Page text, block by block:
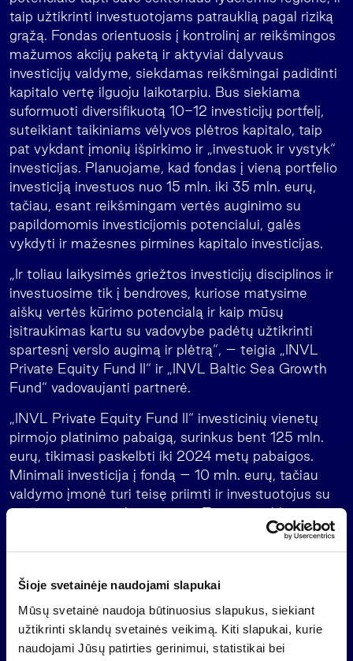
Šioje svetainėje naudojami slapukai
Mūsų svetainė naudoja būtinuosius slapukus, siekiant
užtikrinti sklandų svetainės veikimą. Kiti slapukai, kurie
naudojami Jūsų patirties gerinimui, statistikai bei
taip užtikrinti investuotojams patrauklią pagal riziką
grąžą. Fondas orientuosis į kontrolinį ar reikšmingos
mažumos akcijų paketą ir aktyviai dalyvaus
investicijų valdyme, siekdamas reikšmingai padidinti
kapitalo vertę ilguoju laikotarpiu. Bus siekiama
suformuoti diversifikuotą 10-12 investicijų portfelį,
suteikiant taikiniams vėlyvos plėtros kapitalo, taip
pat vykdant įmonių išpirkimo ir „investuok ir vystyk“
investicijas. Planuojame, kad fondas į vieną portfelio
investiciją investuos nuo 15 mln. iki 35 mln. eurų,
tačiau, esant reikšmingam vertės auginimo su
papildomomis investicijomis potencialui, galės
vykdyti ir mažesnes pirmines kapitalo investicijas.
„Ir toliau laikysimės griežtos investicijų disciplinos ir
investuosime tik į bendroves, kuriose matysime
aiškų vertės kūrimo potencialą ir kaip mūsų
įsitraukimas kartu su vadovybe padėtų užtikrinti
spartesnį verslo augimą ir plėtrą“, – teigia „INVL
Private Equity Fund II“ ir „INVL Baltic Sea Growth
Fund“ vadovaujanti partnerė.
„INVL Private Equity Fund II“ investicinių vienetų
pirmojo platinimo pabaigą, surinkus bent 125 mln.
eurų, tikimasi paskelbti iki 2024 metų pabaigos.
Minimali investicija į fondą – 10 mln. eurų, tačiau
valdymo įmonė turi teisę priimti ir investuotojus su
mažesne investuojama suma. Taip pat valdymo
įmonė steigia finansuojantįjį fondą, kuris investuos į
„INVL Private Equity Fund II“, o minimali investicijų
fondą valdančių partnerių interesus, fondo valdymo
komanda investuos reikšmingą sumą, kuri sudarys
mažiausiai 10 proc. viso „INVL Private Equity Fund